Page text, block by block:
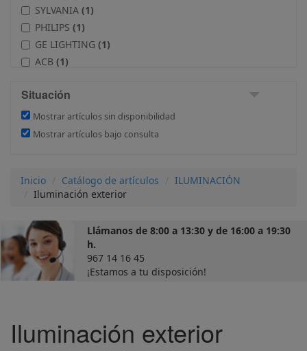
SYLVANIA (1)
PHILIPS (1)
GE LIGHTING (1)
ACB (1)
Situación
Mostrar artículos sin disponibilidad
Mostrar artículos bajo consulta
Inicio Catálogo de artículos
ILUMINACIÓN
Iluminación exterior
Llámanos de 8:00 a 13:30 y de 16:00 a 19:30
h.
967 14 16 45
¡Estamos a tu disposición!
Iluminación exterior